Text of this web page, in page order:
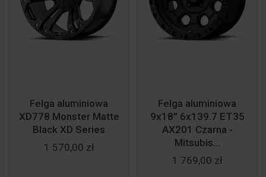
Felga aluminiowa
XD778 Monster Matte
Black XD Series
1 570,00 zł
Felga aluminiowa
9x18'' 6x139.7 ET35
AX201 Czarna -
Mitsubis...
1 769,00 zł